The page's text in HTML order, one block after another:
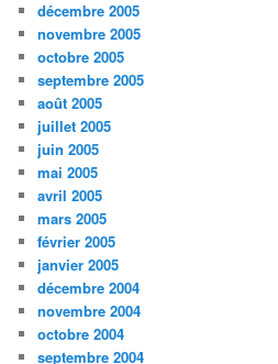
décembre 2005
novembre 2005
octobre 2005
septembre 2005
août 2005
juillet 2005
juin 2005
mai 2005
avril 2005
mars 2005
février 2005
janvier 2005
décembre 2004
novembre 2004
octobre 2004
septembre 2004